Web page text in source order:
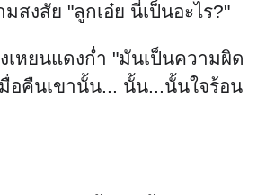
สงสัย "ลูกเอ๋ย นี่เป็นอะไร?"
เหยนแดงก่ำ "มันเป็นความผิด
อคืนเขานั้น... นั้น...นั้นใจร้อน